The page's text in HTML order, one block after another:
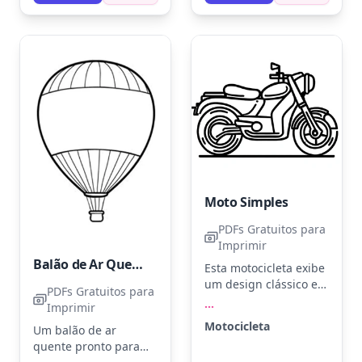
Use lápis de cor para
dar mais realismo à
Experimente adicionar
ou uma estrada para
Balão de Ar Quente Colorido
PDFs Gratuitos para
Imprimir
Um balão de ar
quente pronto para
Moto Simples
PDFs Gratuitos para
Imprimir
Esta motocicleta exibe
um design clássico e
tons de azul, vermelho
...
Motocicleta